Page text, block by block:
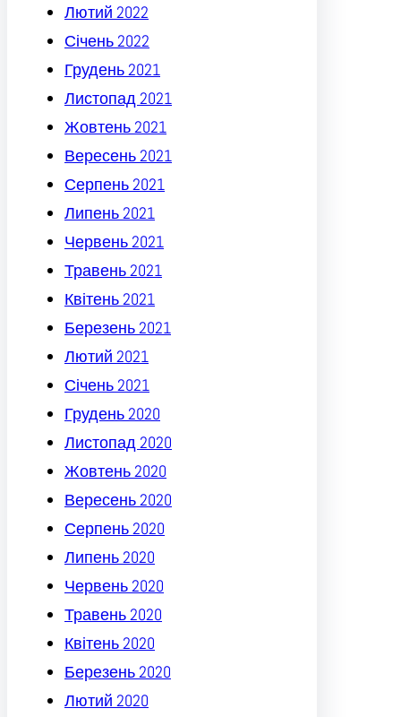
Лютий 2022
Січень 2022
Грудень 2021
Листопад 2021
Жовтень 2021
Вересень 2021
Серпень 2021
Липень 2021
Червень 2021
Травень 2021
Квітень 2021
Березень 2021
Лютий 2021
Січень 2021
Грудень 2020
Листопад 2020
Жовтень 2020
Вересень 2020
Серпень 2020
Липень 2020
Червень 2020
Травень 2020
Квітень 2020
Березень 2020
Лютий 2020